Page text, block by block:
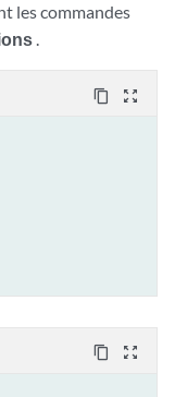
les commandes
.
content_copy zoom_out_map
content_copy zoom_out_map